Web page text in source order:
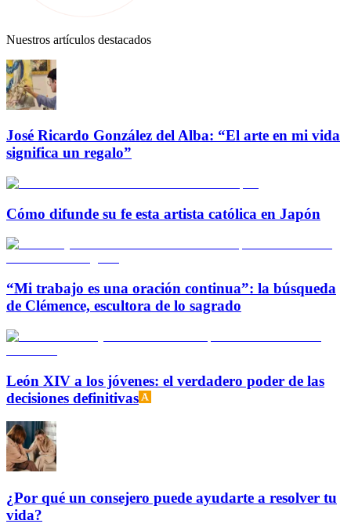
Nuestros artículos destacados
José Ricardo González del Alba: “El arte en mi vida
significa un regalo”
Cómo difunde su fe esta artista católica en Japón
“Mi trabajo es una oración continua”: la búsqueda
de Clémence, escultora de lo sagrado
León XIV a los jóvenes: el verdadero poder de las
decisiones definitivas
¿Por qué un consejero puede ayudarte a resolver tu
vida?